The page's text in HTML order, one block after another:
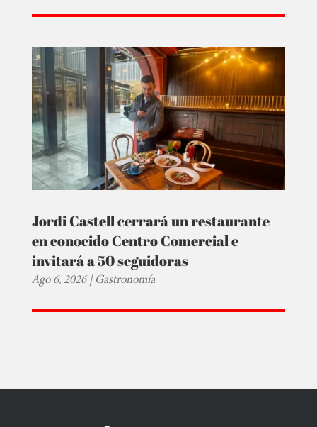
Jordi Castell cerrará un restaurante
en conocido Centro Comercial e
invitará a 50 seguidoras
Ago 6, 2026|Gastronomía